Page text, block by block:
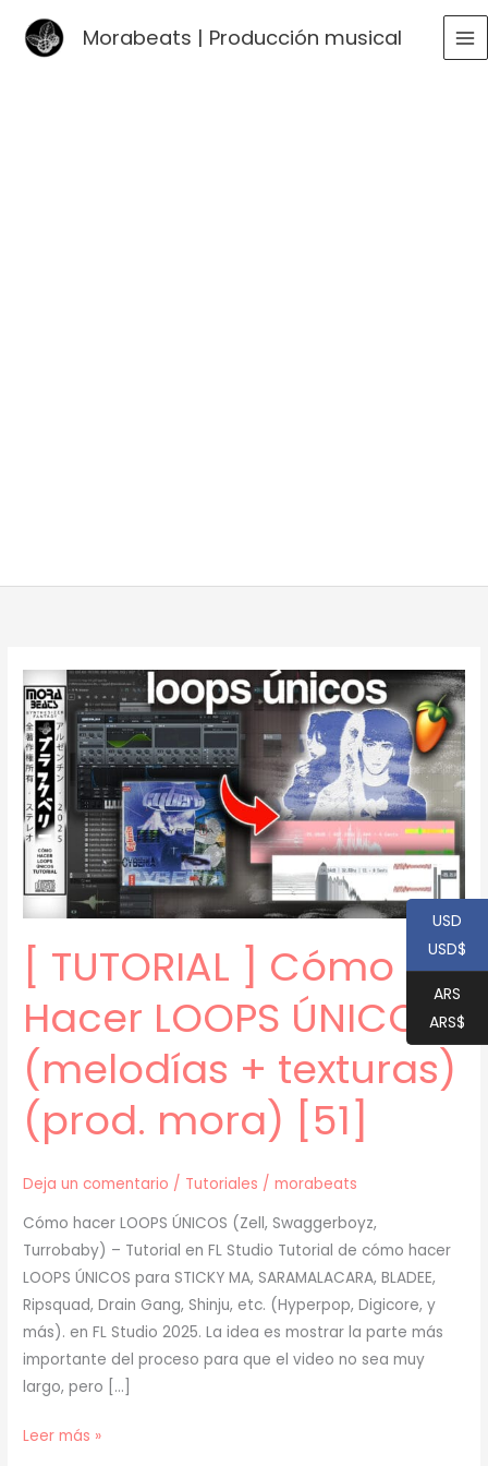
Morabeats | Producción musical
[ TUTORIAL ] Cómo
Hacer LOOPS ÚNICOS
(melodías + texturas)
(prod. mora) [51]
Deja un comentario / Tutoriales /morabeats
Cómo hacer LOOPS ÚNICOS (Zell, Swaggerboyz,
Turrobaby) – Tutorial en FL Studio Tutorial de cómo hacer
LOOPS ÚNICOS para STICKY MA, SARAMALACARA, BLADEE,
Ripsquad, Drain Gang, Shinju, etc. (Hyperpop, Digicore, y
más). en FL Studio 2025. La idea es mostrar la parte más
importante del proceso para que el video no sea muy
largo, pero […]
[
Leer más »
USD
USD$
ARS
ARS$